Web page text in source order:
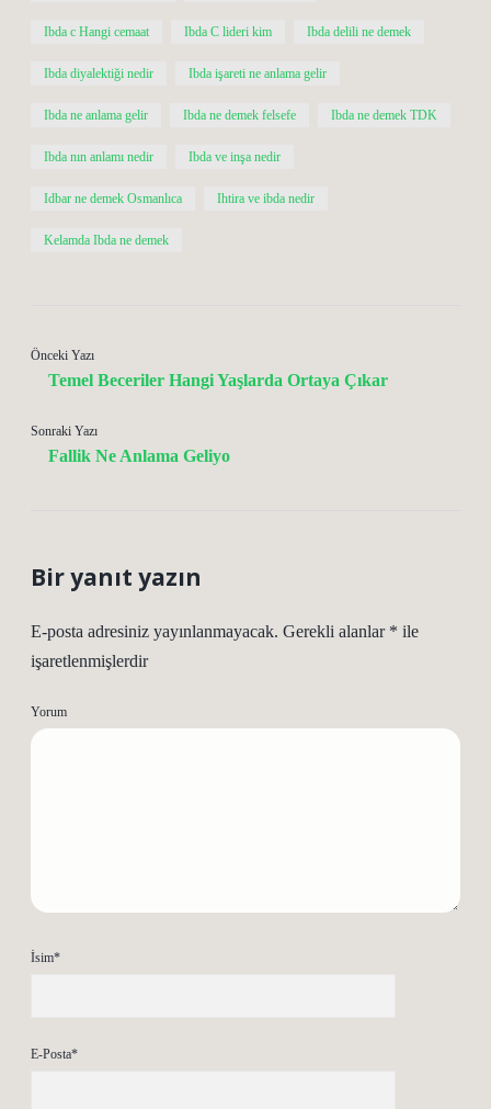
Ibda c Hangi cemaat Ibda C lideri kim Ibda delili ne demek
Ibda diyalektiği nedir Ibda işareti ne anlama gelir
Ibda ne anlama gelir Ibda ne demek felsefe Ibda ne demek TDK
Ibda nın anlamı nedir Ibda ve inşa nedir
Idbar ne demek Osmanlıca Ihtira ve ibda nedir
Kelamda Ibda ne demek
Önceki Yazı
Temel Beceriler Hangi Yaşlarda Ortaya Çıkar
Sonraki Yazı
Fallik Ne Anlama Geliyo
Bir yanıt yazın
E-posta adresiniz yayınlanmayacak. Gerekli alanlar * ile
işaretlenmişlerdir
Yorum
İsim*
E-Posta*